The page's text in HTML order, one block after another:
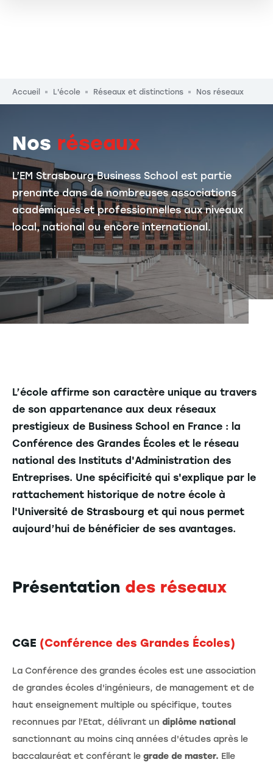
Fil d'Ariane
Accueil L'école Réseaux et distinctions Nos réseaux
Nos réseaux
L’EM Strasbourg Business School est partie
prenante dans de nombreuses associations
académiques et professionnelles aux niveaux
local, national ou encore international.
L’école affirme son caractère unique au travers
de son appartenance aux deux réseaux
prestigieux de Business School en France : la
Conférence des Grandes Écoles et le réseau
national des Instituts d'Administration des
Entreprises. Une spécificité qui s'explique par le
rattachement historique de notre école à
l'Université de Strasbourg et qui nous permet
aujourd’hui de bénéficier de ses avantages.
Présentation des réseaux
CGE (Conférence des Grandes Écoles)
La Conférence des grandes écoles est une association
de grandes écoles d'ingénieurs, de management et de
haut enseignement multiple ou spécifique, toutes
reconnues par l'Etat, délivrant un diplôme national
sanctionnant au moins cinq années d'études après le
baccalauréat et conférant le grade de master. Elle